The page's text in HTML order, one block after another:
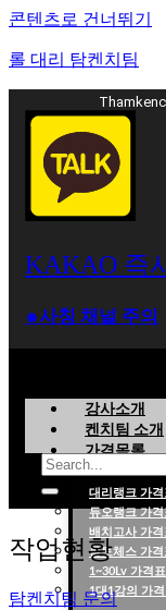
콘텐츠로 건너뛰기
롤 대리 탐켄치팀
KAKAO 즉
⁕사칭 채널 주의
강사소개
켄치팀 소개
가격목록
대리랭크 가격
듀오랭크 가격
배치고사 가격
롤토체스 가격
1~30Lv 가격표
1대1강의 가격
작업현황
탐켄치팀 문의